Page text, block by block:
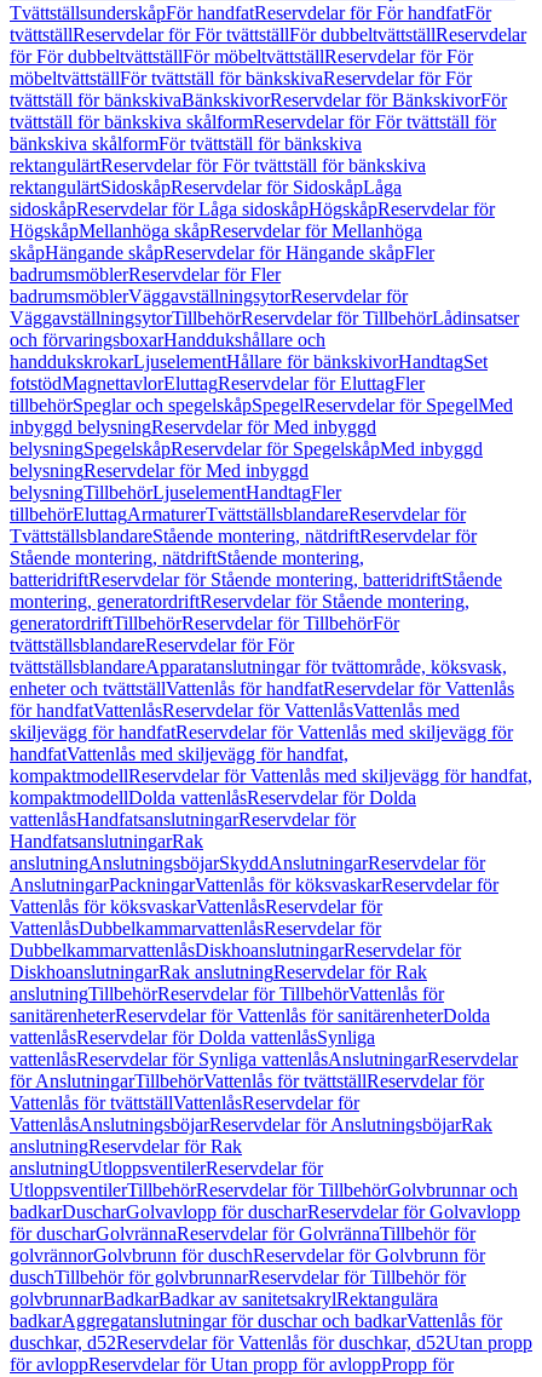
TvättställsunderskåpFör handfatReservdelar för För handfatFör
tvättställReservdelar för För tvättställFör dubbeltvättställReservdelar
för För dubbeltvättställFör möbeltvättställReservdelar för För
möbeltvättställFör tvättställ för bänkskivaReservdelar för För
tvättställ för bänkskivaBänkskivorReservdelar för BänkskivorFör
tvättställ för bänkskiva skålformReservdelar för För tvättställ för
bänkskiva skålformFör tvättställ för bänkskiva
rektangulärtReservdelar för För tvättställ för bänkskiva
rektangulärtSidoskåpReservdelar för SidoskåpLåga
sidoskåpReservdelar för Låga sidoskåpHögskåpReservdelar för
HögskåpMellanhöga skåpReservdelar för Mellanhöga
skåpHängande skåpReservdelar för Hängande skåpFler
badrumsmöblerReservdelar för Fler
badrumsmöblerVäggavställningsytorReservdelar för
VäggavställningsytorTillbehörReservdelar för TillbehörLådinsatser
och förvaringsboxarHanddukshållare och
handdukskrokarLjuselementHållare för bänkskivorHandtagSet
fotstödMagnettavlorEluttagReservdelar för EluttagFler
tillbehörSpeglar och spegelskåpSpegelReservdelar för SpegelMed
inbyggd belysningReservdelar för Med inbyggd
belysningSpegelskåpReservdelar för SpegelskåpMed inbyggd
belysningReservdelar för Med inbyggd
belysningTillbehörLjuselementHandtagFler
tillbehörEluttagArmaturerTvättställsblandareReservdelar för
TvättställsblandareStående montering, nätdriftReservdelar för
Stående montering, nätdriftStående montering,
batteridriftReservdelar för Stående montering, batteridriftStående
montering, generatordriftReservdelar för Stående montering,
generatordriftTillbehörReservdelar för TillbehörFör
tvättställsblandareReservdelar för För
tvättställsblandareApparatanslutningar för tvättområde, köksvask,
enheter och tvättställVattenlås för handfatReservdelar för Vattenlås
för handfatVattenlåsReservdelar för VattenlåsVattenlås med
skiljevägg för handfatReservdelar för Vattenlås med skiljevägg för
handfatVattenlås med skiljevägg för handfat,
kompaktmodellReservdelar för Vattenlås med skiljevägg för handfat,
kompaktmodellDolda vattenlåsReservdelar för Dolda
vattenlåsHandfatsanslutningarReservdelar för
HandfatsanslutningarRak
anslutningAnslutningsböjarSkyddAnslutningarReservdelar för
AnslutningarPackningarVattenlås för köksvaskarReservdelar för
Vattenlås för köksvaskarVattenlåsReservdelar för
VattenlåsDubbelkammarvattenlåsReservdelar för
DubbelkammarvattenlåsDiskhoanslutningarReservdelar för
DiskhoanslutningarRak anslutningReservdelar för Rak
anslutningTillbehörReservdelar för TillbehörVattenlås för
sanitärenheterReservdelar för Vattenlås för sanitärenheterDolda
vattenlåsReservdelar för Dolda vattenlåsSynliga
vattenlåsReservdelar för Synliga vattenlåsAnslutningarReservdelar
för AnslutningarTillbehörVattenlås för tvättställReservdelar för
Vattenlås för tvättställVattenlåsReservdelar för
VattenlåsAnslutningsböjarReservdelar för AnslutningsböjarRak
anslutningReservdelar för Rak
anslutningUtloppsventilerReservdelar för
UtloppsventilerTillbehörReservdelar för TillbehörGolvbrunnar och
badkarDuscharGolvavlopp för duscharReservdelar för Golvavlopp
för duscharGolvrännaReservdelar för GolvrännaTillbehör för
golvrännorGolvbrunn för duschReservdelar för Golvbrunn för
duschTillbehör för golvbrunnarReservdelar för Tillbehör för
golvbrunnarBadkarBadkar av sanitetsakrylRektangulära
badkarAggregatanslutningar för duschar och badkarVattenlås för
duschkar, d52Reservdelar för Vattenlås för duschkar, d52Utan propp
för avloppReservdelar för Utan propp för avloppPropp för